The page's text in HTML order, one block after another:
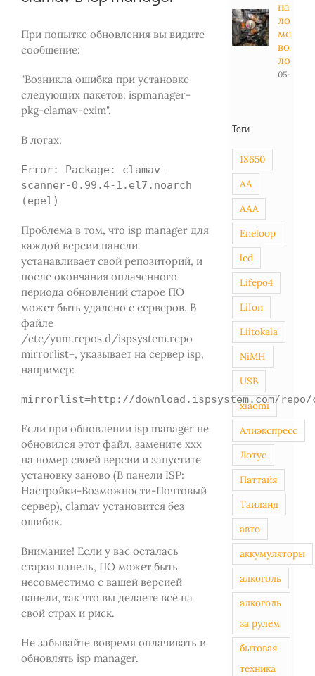
При попытке обновления вы видите
сообшение:
"Возникла ошибка при установке
следующих пакетов: ispmanager-
pkg-clamav-exim".
В логах:
Error: Package: clamav-
scanner-0.99.4-1.el7.noarch
(epel)
Проблема в том, что isp manager для
каждой версии панели
устанавливает свой репозиторий, и
после окончания оплаченного
периода обновлений старое ПО
может быть удалено с серверов. В
файле
/etc/yum.repos.d/ispsystem.repo
mirrorlist=, указывает на сервер isp,
например:
mirrorlist=http://download.ispsystem.com/
Если при обновлении isp manager не
обновился этот файл, замените ххх
на номер своей версии и запустите
установку заново (В панели ISP:
Настройки-Возможности-Почтовый
сервер), clamav установится без
ошибок.
Внимание! Если у вас осталась
старая панель, ПО может быть
несовместимо с вашей версией
панели, так что вы делаете всё на
свой страх и риск.
Не забывайте вовремя оплачивать и
обновлять isp manager.
на
мотор
вольт в
лодке
05-01-
Теги
18650
AA
AAA
Eneloop
led
Lifepo4
LiIon
Liitokala
NiMH
USB
xiaomi
Алиэкспресс
Лотус
Паттайя
Таиланд
авто
аккумуляторы
алкоголь
алкоголь
за рулем
бытовая
техника